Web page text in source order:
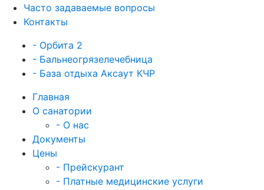
Часто задаваемые вопросы
Контакты
- Орбита 2
- Бальнеогрязелечебница
- База отдыха Аксаут КЧР
Главная
О санатории
- О нас
Документы
Цены
- Прейскурант
- Платные медицинские услуги